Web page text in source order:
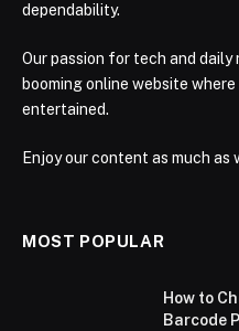
dependability.
Our passion for tech and daily
booming online website
entertained.
Enjoy our content as much
MOST POPULAR
How to
Barcode